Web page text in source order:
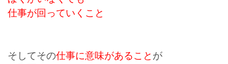
仕事が回っていくこと
そしてその仕事に意味があること が